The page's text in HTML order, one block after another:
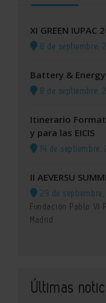
XI GREEN IUPAC
8 de septiembre,
Battery &
8 de septiembre,
Itinerario
y para las EICIS
14 de septiembre,
II AEVERSU
29 de
Fundación Pablo VI
Madrid
Últimas